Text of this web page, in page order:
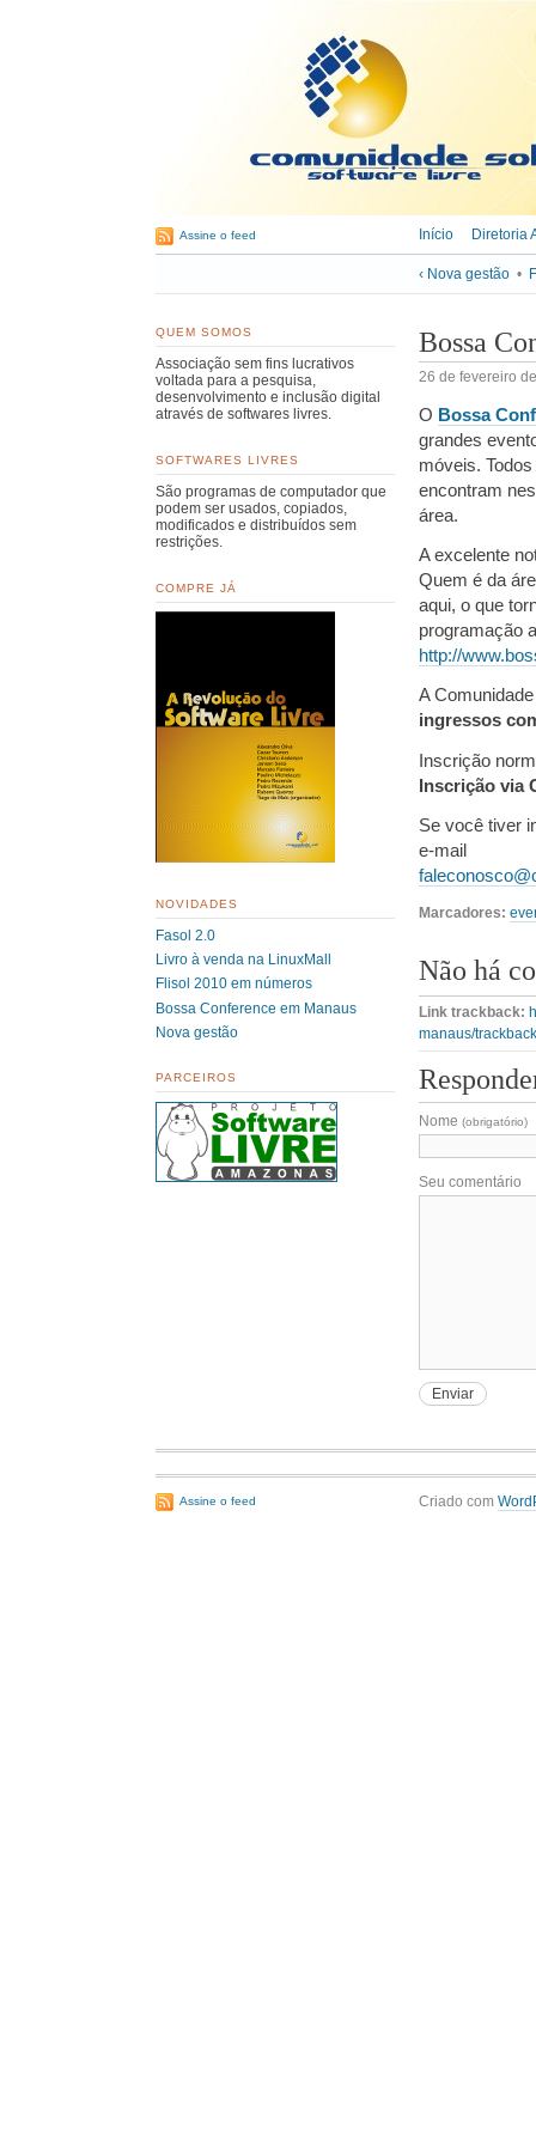
Início Diretoria
Assine o feed
‹ Nova gestão •
Bossa
26 de fevereiro
O Bossa
grandes
móveis.
encontram
área.
A excelente
Quem é da
aqui, o que
programação
http://
A
ingressos
Inscrição
Inscrição via
Se você tiver
e-mail
Marcadores:
Não há
Link trackback:
manaus/
Nome (obrigatório)
Seu comentário
QUEM SOMOS
Associação sem fins lucrativos
voltada para a pesquisa,
desenvolvimento e inclusão digital
através de softwares livres.
SOFTWARES LIVRES
São programas de computador que
podem ser usados, copiados,
modificados e distribuídos sem
restrições.
COMPRE JÁ
NOVIDADES
Fasol 2.0
Livro à venda na LinuxMall
Flisol 2010 em números
Bossa Conference em Manaus
Nova gestão
PARCEIROS
Assine o feed Criado com